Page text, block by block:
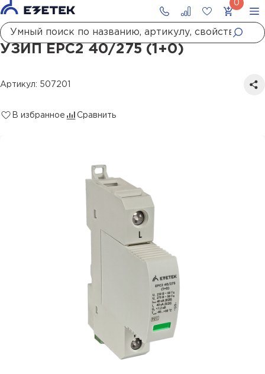
УЗИП ЕРС2 40/275 (1+0)
Артикул: 507201
В избранное Сравнить